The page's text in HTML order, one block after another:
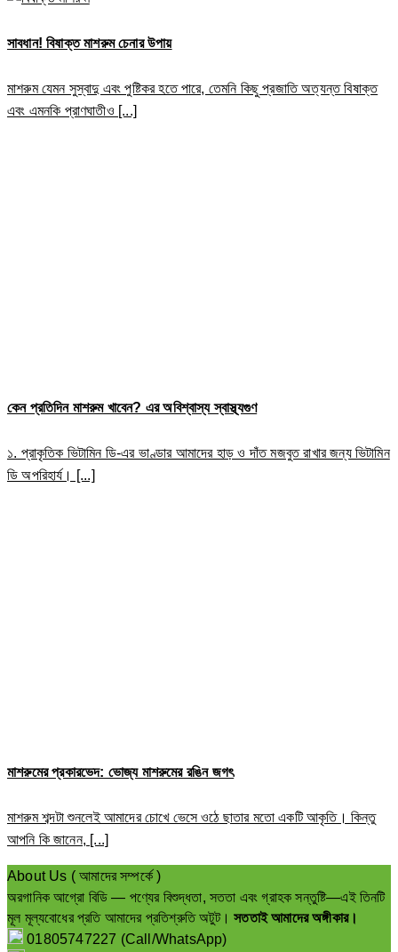
সাবধান! বিষাক্ত মাশরুম চেনার উপায়
মাশরুম যেমন সুস্বাদু এবং পুষ্টিকর হতে পারে, তেমনি কিছু প্রজাতি অত্যন্ত বিষাক্ত
এবং এমনকি প্রাণঘাতীও [...]
কেন প্রতিদিন মাশরুম খাবেন? এর অবিশ্বাস্য স্বাস্থ্যগুণ
১. প্রাকৃতিক ভিটামিন ডি-এর ভাণ্ডার আমাদের হাড় ও দাঁত মজবুত রাখার জন্য ভিটামিন
ডি অপরিহার্য। [...]
মাশরুমের প্রকারভেদ: ভোজ্য মাশরুমের রঙিন জগৎ
মাশরুম শব্দটা শুনলেই আমাদের চোখে ভেসে ওঠে ছাতার মতো একটি আকৃতি। কিন্তু
আপনি কি জানেন, [...]
About Us ( আমাদের সম্পর্কে )
অরগানিক আগ্রো বিডি — পণ্যের বিশুদ্ধতা, সততা এবং গ্রাহক সন্তুষ্টি—এই তিনটি
মূল মূল্যবোধের প্রতি আমাদের প্রতিশ্রুতি অটুট।সততাই আমাদের অঙ্গীকার।
01805747227 (Call/WhatsApp)